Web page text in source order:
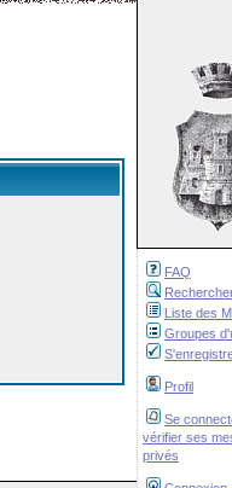
FAQ
Liste des
Groupes
Profil
Se
vérifier ses
privés